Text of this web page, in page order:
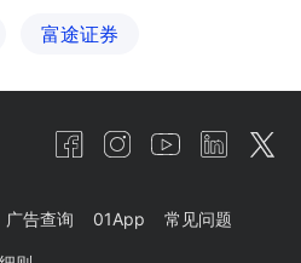
富途证券
广告查询 01App 常见问题